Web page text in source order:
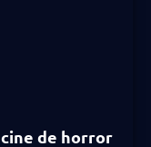
de horror